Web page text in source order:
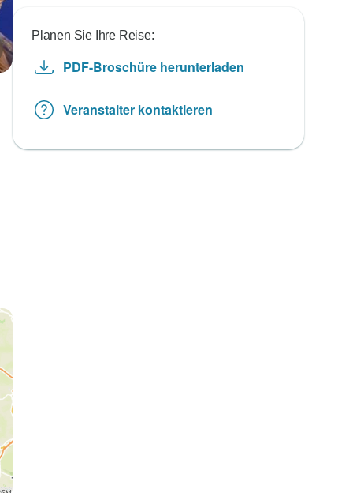
Planen Sie Ihre Reise:
PDF-Broschüre herunterladen
Veranstalter kontaktieren